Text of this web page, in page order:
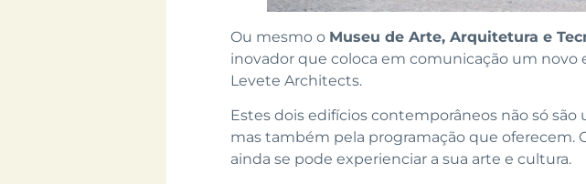
Ou mesmo o Museu de Arte, Arquitetura e
inovador que coloca em comunicação um
Levete Architects.
Estes dois edifícios contemporâneos não só
mas também pela programação que oferecem.
ainda se pode experienciar a sua arte e cultura.